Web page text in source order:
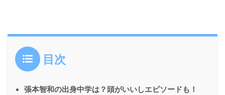
目次
張本智和の出身中学は？頭がいいしエピソードも！